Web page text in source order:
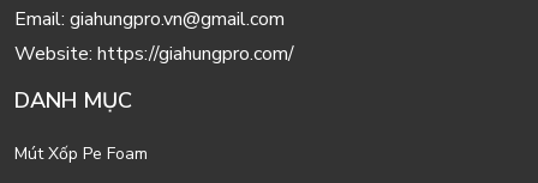
Email: giahungpro.vn@gmail.com
Website: https://giahungpro.com/
DANH MỤC
Mút Xốp Pe Foam